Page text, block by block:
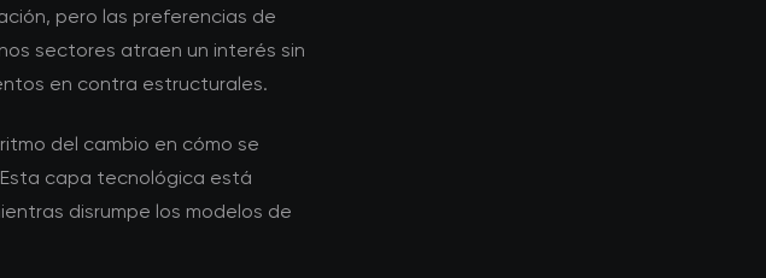
pero las preferencias de
sectores atraen un interés sin
en contra estructurales.
del cambio en cómo se
capa tecnológica está
disrumpe los modelos de